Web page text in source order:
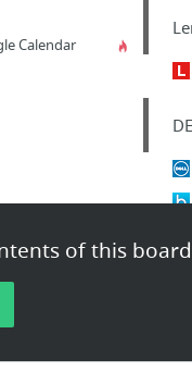
of this
Calendar